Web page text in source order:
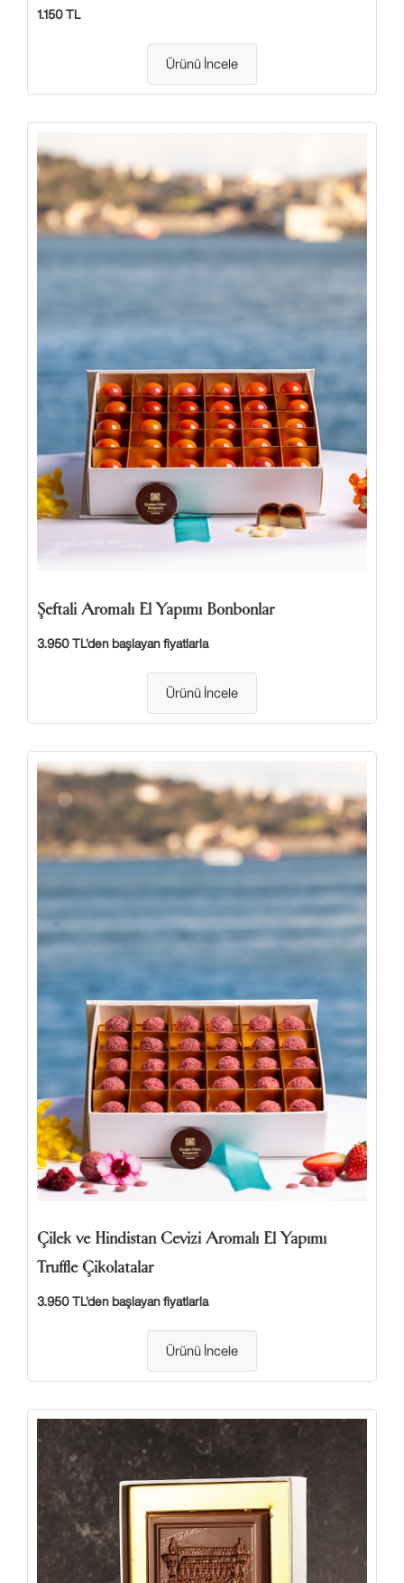
1.150 TL
Ürünü İncele
Şeftali Aromalı El Yapımı Bonbonlar
3.950 TL'den başlayan fiyatlarla
Ürünü İncele
Çilek ve Hindistan Cevizi Aromalı El Yapımı
Truffle Çikolatalar
3.950 TL'den başlayan fiyatlarla
Ürünü İncele